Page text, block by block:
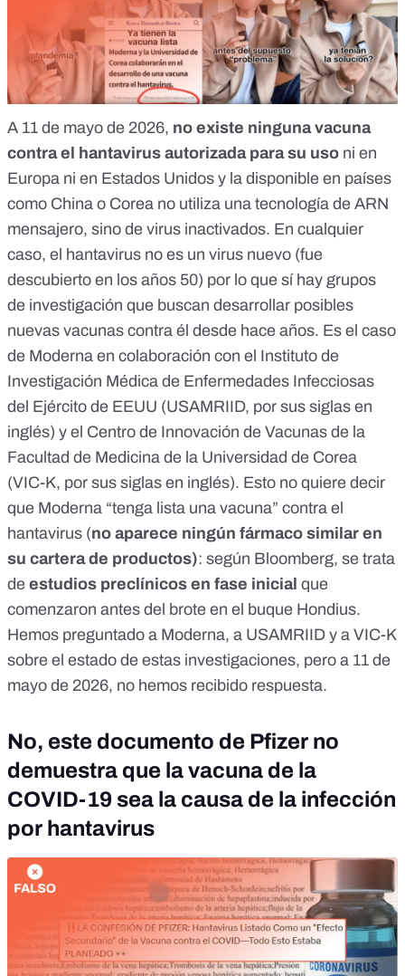
A 11 de mayo de 2026, no existe ninguna vacuna
contra el hantavirus autorizadapara su uso ni en
Europa ni en Estados Unidos y la disponible en países
como China o Corea no utiliza una tecnología de ARN
mensajero, sino de virus inactivados. En cualquier
caso, el hantavirus no es un virus nuevo (fue
descubierto en los años 50) por lo que sí hay grupos
de investigación que buscan desarrollar posibles
nuevas vacunas contra él desde hace años. Es el caso
de Moderna en colaboración con el Instituto de
Investigación Médica de Enfermedades Infecciosas
del Ejército de EEUU (USAMRIID, por sus siglas en
inglés) y el Centro de Innovación de Vacunas de la
Facultad de Medicina de la Universidad de Corea
(VIC-K, por sus siglas en inglés). Esto no quiere decir
que Moderna “tenga lista una vacuna” contra el
hantavirus (no aparece ningún fármaco similar en
su cartera de productos): según Bloomberg, se trata
de estudios preclínicos en fase inicial que
comenzaron antes del brote en el buque Hondius.
Hemos preguntado a Moderna, a USAMRIID y a VIC-K
sobre el estado de estas investigaciones, pero a 11 de
mayo de 2026, no hemos recibido respuesta.
No, este documento de Pfizer no
demuestra que la vacuna de la
COVID-19 sea la causa de la infección
por hantavirus